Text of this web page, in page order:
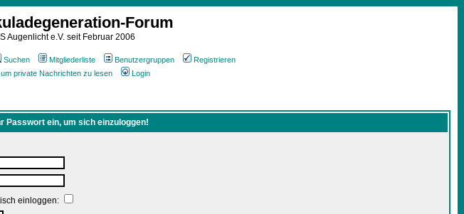
Forum
Augenlicht e.V. seit Februar 2006
Suchen Mitgliederliste Benutzergruppen
Registrieren
private Nachrichten zu lesen Login
Passwort ein, um sich einzuloggen!
einloggen: